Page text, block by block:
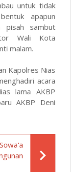
untuk tidak
apapun
pisah sambut
Wali Kota
malam.
Kapolres Nias
acara
lama AKBP
AKBP Deni